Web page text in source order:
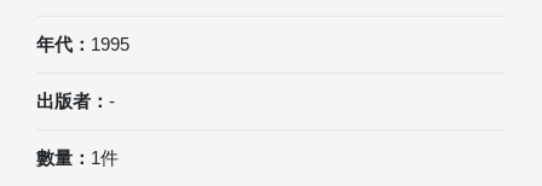
年代： 1995
出版者： -
數量： 1件